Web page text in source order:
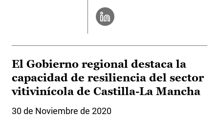
El Gobierno regional destaca la
capacidad de resiliencia del sector
vitivinícola de Castilla-La Mancha
30 de Noviembre de 2020